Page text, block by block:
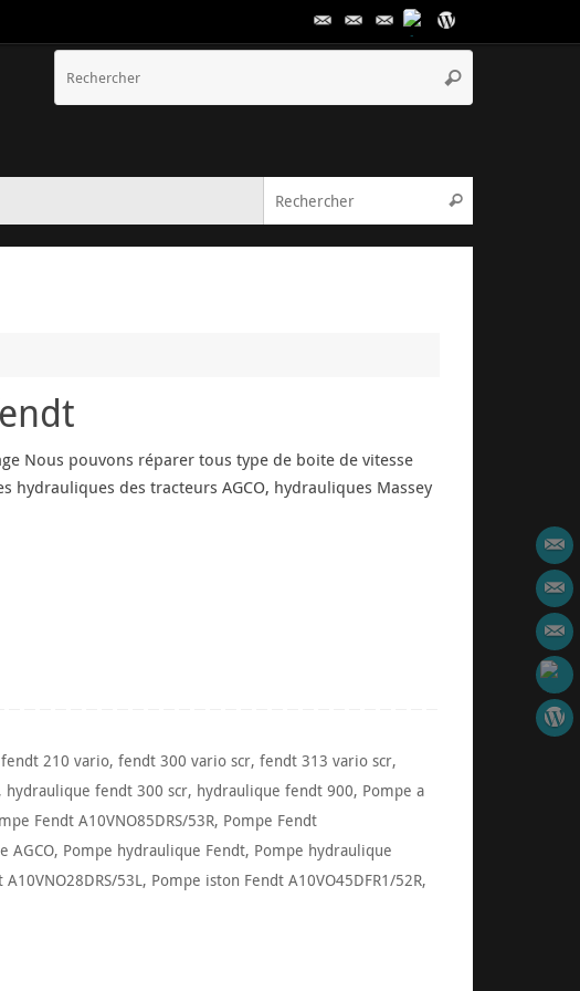
Rechercher
Rechercher
Nous pouvons réparer tous type de boite de vitesse
hydrauliques des tracteurs AGCO, hydrauliques Massey
fendt 210 vario,fendt 300 vario scr,fendt 313 vario scr,
, hydraulique fendt 300 scr, hydraulique fendt 900, Pompe a
Fendt A10VNO85DRS/53R, Pompe Fendt
AGCO, Pompe hydraulique Fendt, Pompe hydraulique
53L, Pompe iston Fendt A10VO45DFR1/52R,